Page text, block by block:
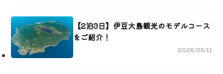
【2泊3日】伊豆大島観光のモデルコース
をご紹介！
2026/05/11